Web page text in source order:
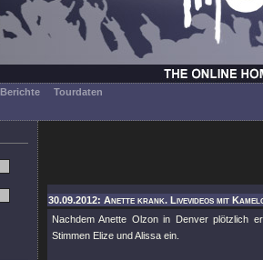
Berichte Tourdaten
30.09.2012: Anette krank. Livevideos mit
Nachdem Anette Olzon in Denver plötzlich
Stimmen Elize und Alissa ein.